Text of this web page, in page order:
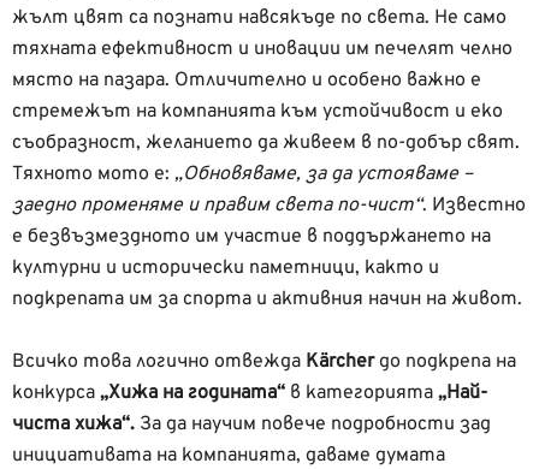
жълт цвят са познати навсякъде по света. Не само
тяхната ефективност и иновации им печелят челно
място на пазара. Отличително и особено важно е
стремежът на компанията към устойчивост и еко
съобразност, желанието да живеем в по-добър свят.
Тяхното мото е: „Обновяваме, за да устояваме –
заедно променяме и правим света по-чист“. Известно
е безвъзмездното им участие в поддържането на
културни и исторически паметници, както и
подкрепата им за спорта и активния начин на живот.
Всичко това логично отвежда Kärcherдо подкрепа на
конкурса „Хижа на годината“ в категорията „Най-
чиста хижа“. За да научим повече подробности зад
инициативата на компанията, даваме думата